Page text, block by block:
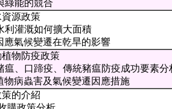
綠能的競合
資源政策
利灌溉如何擴大面積
應氣候變遷在乾旱的影響
植物防疫政策
瘟、口蹄疫、傳統豬瘟防疫成功要素分
物病蟲害及氣候變遷因應措施
的介紹